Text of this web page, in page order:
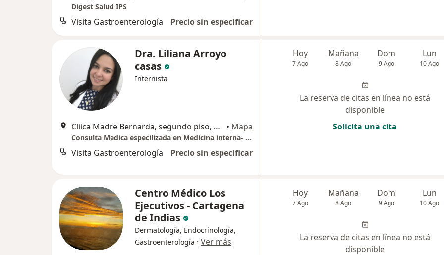
Digest Salud IPS
Visita Gastroenterología Precio sin especificar
Dra. Liliana Arroyo
casas
Internista
Cliica Madre Bernarda, segundo piso, Unidad de endoscopia , Cartagena • Mapa
Consulta Medica especilizada en Medicina interna- gastroenterologia y Endoscopia digestiva
Visita Gastroenterología Precio sin especificar
Hoy
7 Ago
Mañana
8 Ago
Dom
9 Ago
Lun
10 Ago
La reserva de citas en línea no está
disponible
Solicita una cita
Centro Médico Los
Ejecutivos - Cartagena
de Indias
Dermatología, Endocrinología,
Gastroenterología · Ver más
Hoy
7 Ago
Mañana
8 Ago
Dom
9 Ago
Lun
10 Ago
La reserva de citas en línea no está
disponible